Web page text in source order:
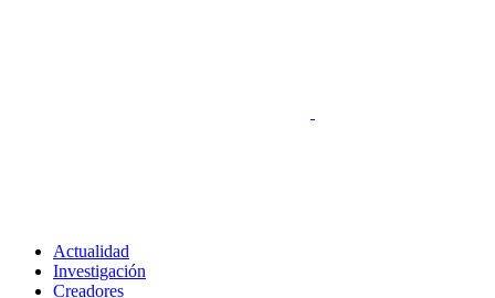
Actualidad
Investigación
Creadores